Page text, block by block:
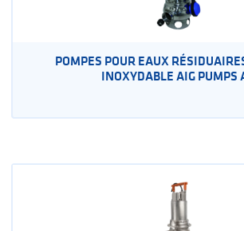
POMPES POUR EAUX
INOXYDABLE AIG PUMPS